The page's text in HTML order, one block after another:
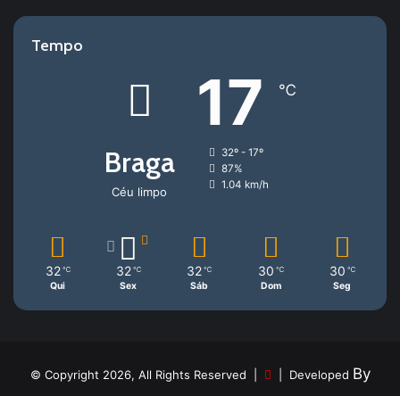
Tempo
Braga
Céu limpo
17 ℃
32º - 17º
87%
1.04 km/h
32 ℃
Qui
32 ℃
Sex
32 ℃
Sáb
30 ℃
Dom
30 ℃
Seg
© Copyright 2026, All Rights Reserved | | Developed By